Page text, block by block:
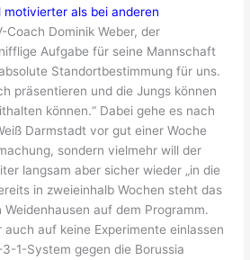
als bei anderen
Coach Dominik Weber, der
Aufgabe für seine Mannschaft
Standortbestimmung für uns.
präsentieren und die Jungs können
können.“ Dabei gehe es nach
Darmstadt vor gut einer Woche
sondern vielmehr will der
langsam aber sicher wieder „in die
in zweieinhalb Wochen steht das
auf dem Programm.
auch auf keine Experimente einlassen
1-System gegen die Borussia